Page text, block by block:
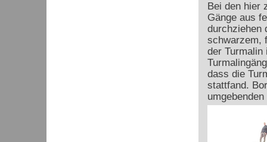
Bei den hier
Gänge aus
durchziehen
schwarzem,
der Turmalin
dass die
stattfand.